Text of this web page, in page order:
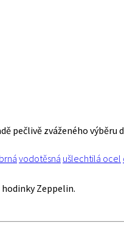
pečlivě zváženého
vodotěsná ušlechtilá ocel
Zeppelin.